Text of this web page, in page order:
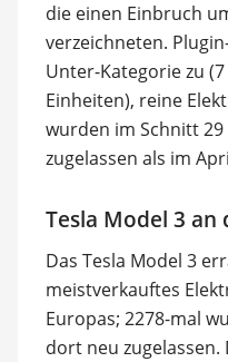
die einen Einbruch
verzeichneten.
Unter-Kategorie zu
Einheiten), reine
wurden im Schnitt
zugelassen als im
Tesla Model 3 an
Das Tesla Model 3
meistverkauftes
Europas; 2278-mal
dort neu